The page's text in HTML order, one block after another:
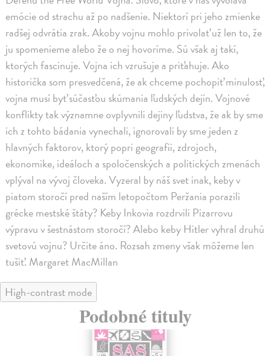
emócie od strachu až po nadšenie. Niektorí pri jeho zmienke
radšej odvrátia zrak. Akoby vojnu mohlo privolať už len to, že
ju spomenieme alebo že o nej hovoríme. Sú však aj takí,
ktorých fascinuje. Vojna ich vzrušuje a priťahuje. Ako
historička som presvedčená, že ak chceme pochopiť minulosť,
vojna musí byť súčasťou skúmania ľudských dejín. Vojnové
konflikty tak významne ovplyvnili dejiny ľudstva, že ak by sme
ich z tohto bádania vynechali, ignorovali by sme jeden z
hlavných faktorov, ktorý popri geografii, zdrojoch,
ekonomike, ideáloch a spoločenských a politických zmenách
vplýval na vývoj človeka. Vyzeral by náš svet inak, keby v
piatom storočí pred naším letopočtom Peržania porazili
grécke mestské štáty? Keby Inkovia rozdrvili Pizarrovu
výpravu v šestnástom storočí? Alebo keby Hitler vyhral druhú
svetovú vojnu? Určite áno. Rozsah zmeny však môžeme len
tušiť. Margaret MacMillan
High-contrast mode
Podobné tituly